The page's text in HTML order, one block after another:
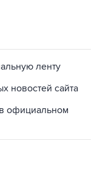
ленту
новостей сайта
официальном